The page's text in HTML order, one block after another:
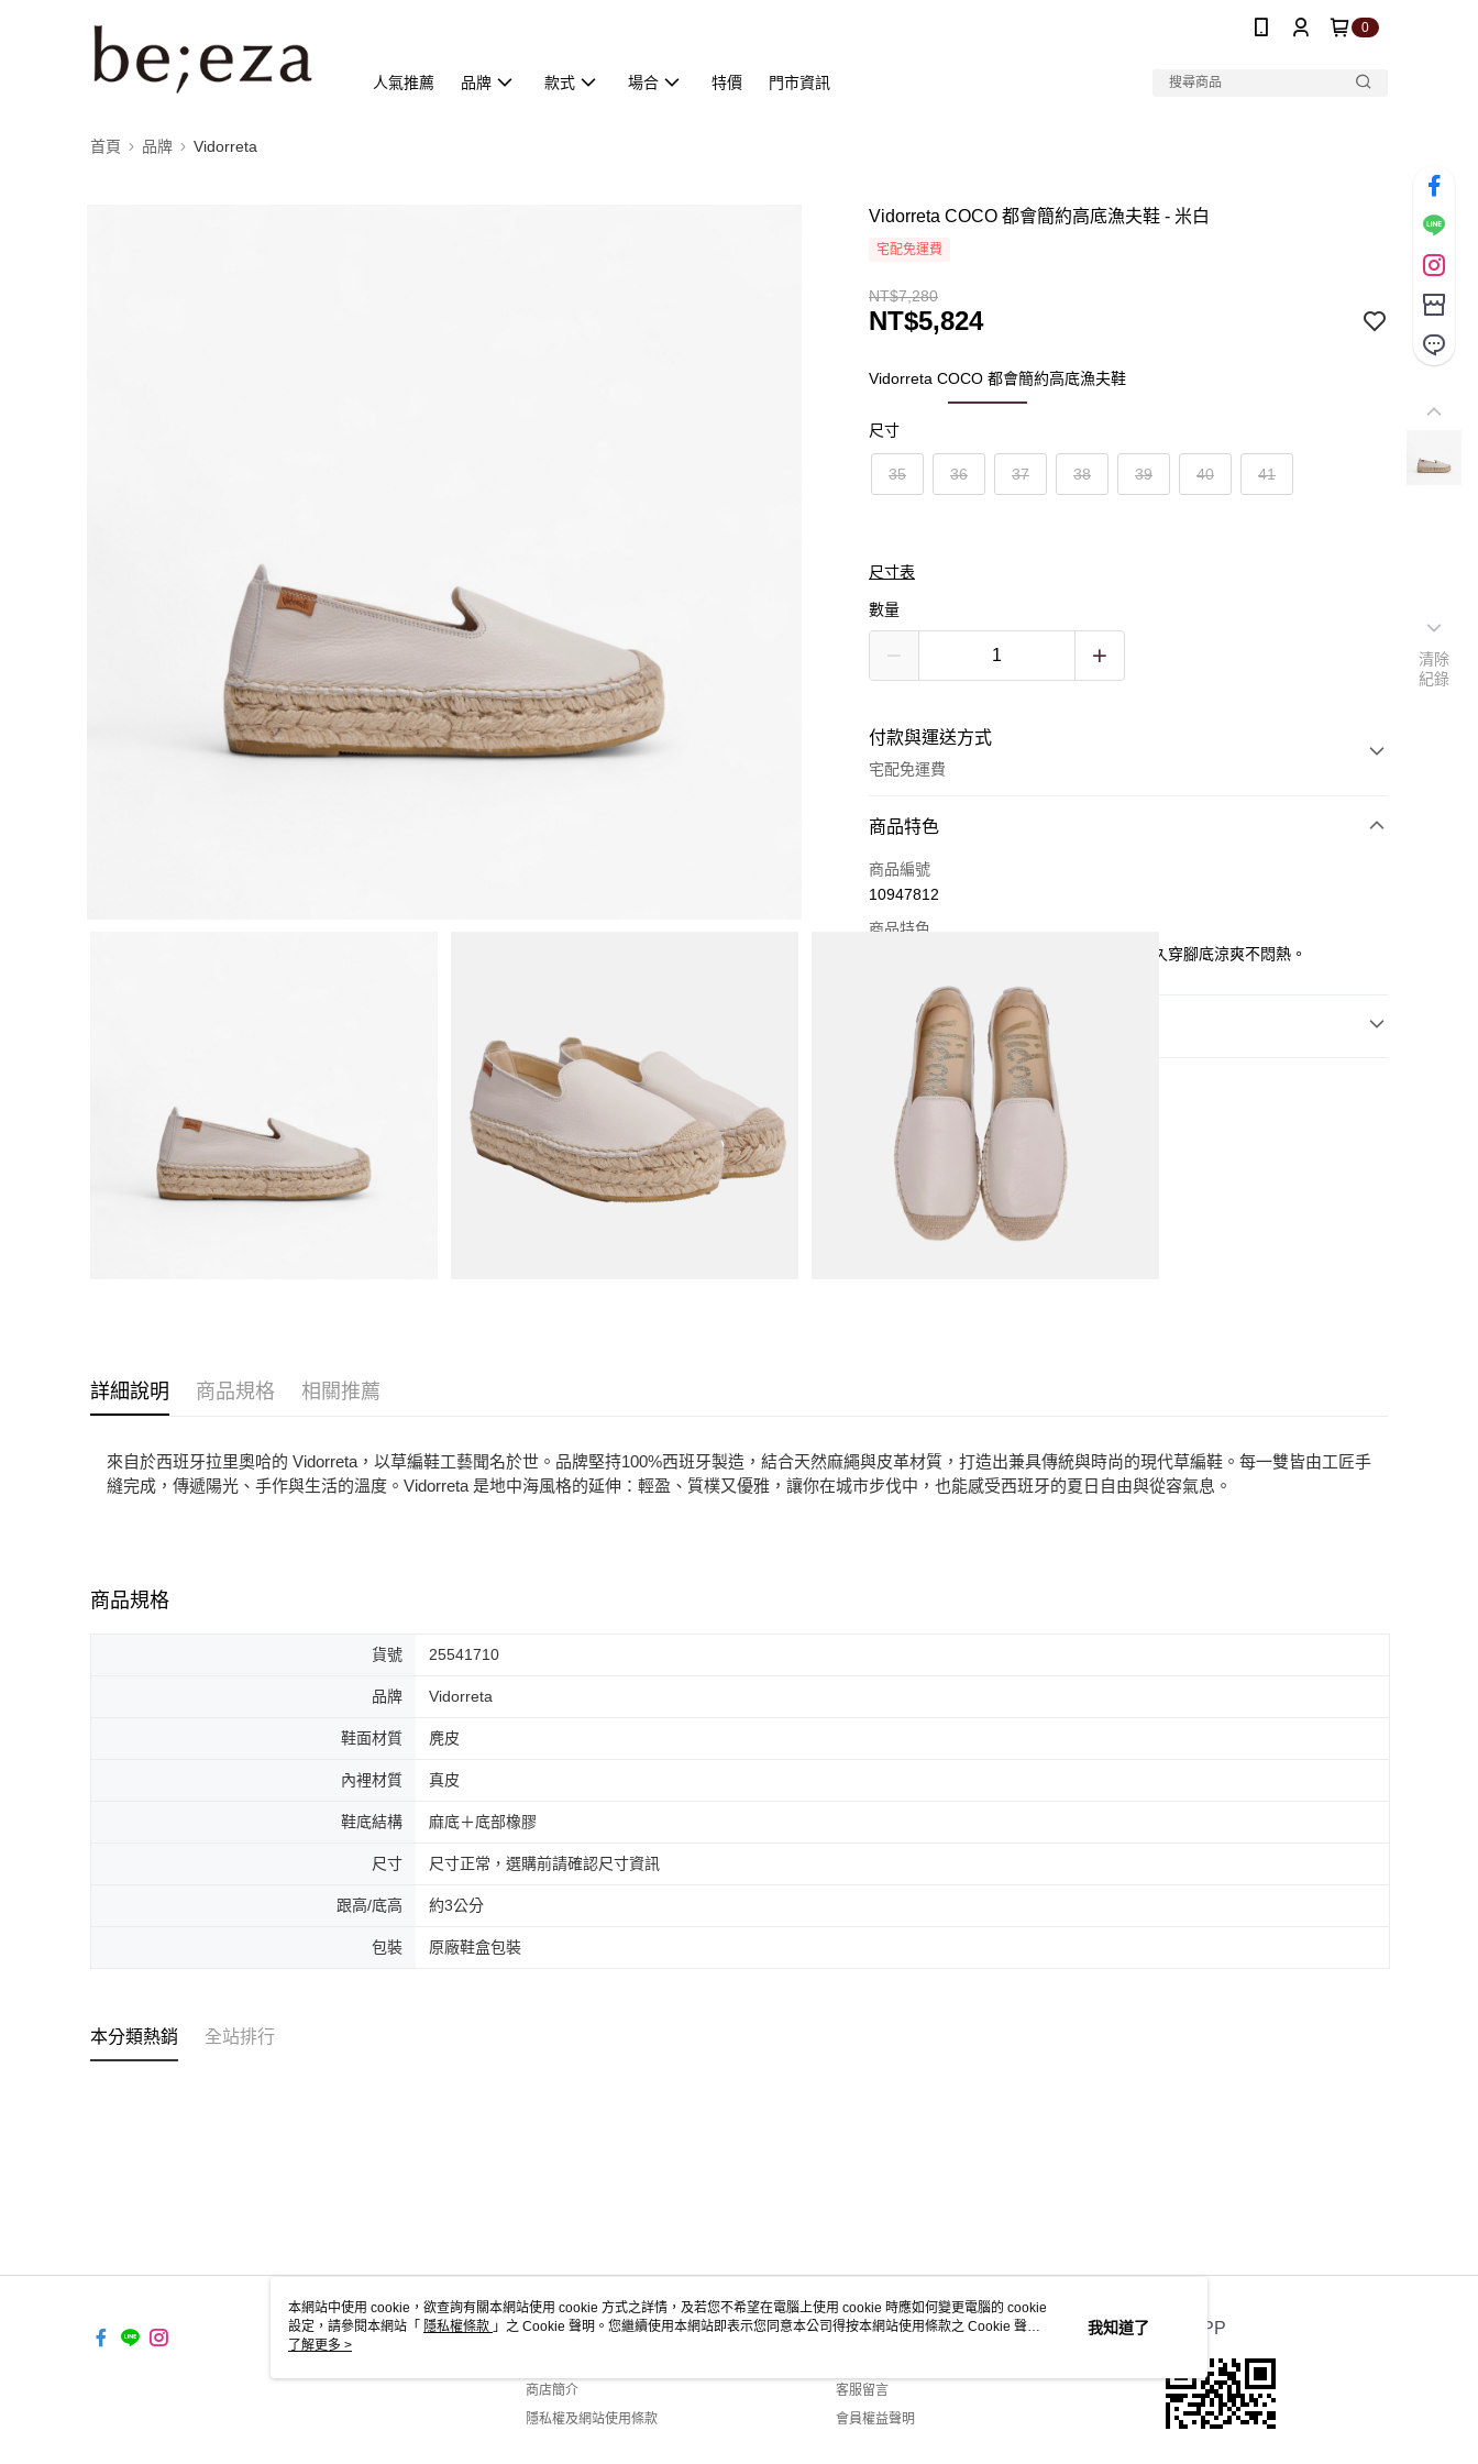
0
人氣推薦 品牌 款式 場合 特價 門市資訊
首頁 品牌 Vidorreta
Vidorreta COCO 都會簡約高底漁夫鞋 - 米白
宅配免運費
NT$7,280
NT$5,824
Vidorreta COCO 都會簡約高底漁夫鞋
尺寸
35 36 37 38 39 40 41
尺寸表
數量
付款與運送方式
宅配免運費
付款方式
信用卡一次付款
ATM付款
運送方式
宅配
免運費
商品特色
商品編號
10947812
商品特色
西班牙國寶鞋。麻底為天然透氣材質。久穿腳底涼爽不悶熱。
商品相關分類 (5)
Vidorreta
球鞋、休閒鞋
場合 都會時尚
款式
戶外流行
分享 客服
詳細說明 商品規格 相關推薦
來自於西班牙拉里奧哈的 Vidorreta，以草編鞋工藝聞名於世。品牌堅持100%西班牙製造，結合天然麻繩與皮革材質，打造出兼具傳統與時尚的現代草編鞋。每一雙皆由工匠手
縫完成，傳遞陽光、手作與生活的溫度。Vidorreta 是地中海風格的延伸：輕盈、質樸又優雅，讓你在城市步伐中，也能感受西班牙的夏日自由與從容氣息。
商品規格
貨號 25541710
品牌 Vidorreta
鞋面材質 麂皮
內裡材質 真皮
鞋底結構 麻底＋底部橡膠
尺寸 尺寸正常，選購前請確認尺寸資訊
跟高/底高 約3公分
包裝 原廠鞋盒包裝
本分類熱銷 全站排行
關於我們
商店簡介
隱私權及網站使用條款
客服資訊
客服留言
會員權益聲明
官方APP
清除
紀錄
本網站中使用 cookie，欲查詢有關本網站使用 cookie 方式之詳情，及若您不希望在電腦上使用 cookie 時應如何變更電腦的 cookie
設定，請參閱本網站「 隱私權條款 」之 Cookie 聲明。您繼續使用本網站即表示您同意本公司得按本網站使用條款之 Cookie 聲明
使用 cookie。
了解更多 >
我知道了